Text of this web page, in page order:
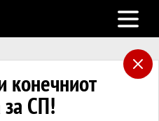
Open
конечниот
за СП!